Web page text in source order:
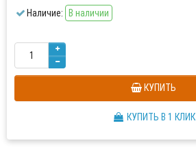
Наличие: В наличии
КУПИТЬ
КУПИТЬ В 1 КЛИК